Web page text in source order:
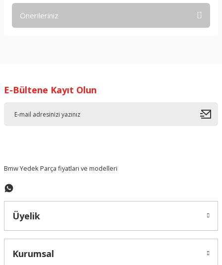
Önerileriniz
Ürün resmi kalitesiz, bozuk veya görüntülenemiyor.
E-Bültene Kayıt Olun
Bmw Yedek Parça fiyatları ve modelleri
Üyelik
Kurumsal